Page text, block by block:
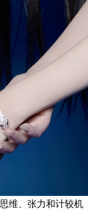
维、张力和计较机